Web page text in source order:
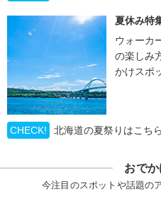
夏休み特
ウォーカ
の楽しみ
かけスポ
CHECK! 北海道の夏祭りはこちら
おで
今注目のスポットや話題の